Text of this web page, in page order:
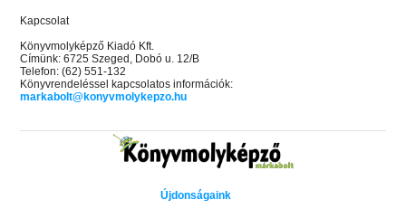
Kapcsolat
Könyvmolyképző Kiadó Kft.
Címünk: 6725 Szeged, Dobó u. 12/B
Telefon: (62) 551-132
Könyvrendeléssel kapcsolatos információk:
markabolt@konyvmolykepzo.hu
Újdonságaink